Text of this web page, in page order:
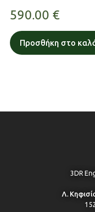
590.00 €
Προσθήκη στο
3DR
Λ.